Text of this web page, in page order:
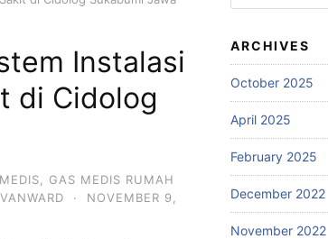
Instalasi
di Cidolog
GAS MEDIS RUMAH
VANWARD ·
NOVEMBER 9,
for:
ARCHIVES
October 2025
April 2025
February 2025
December 2022
November 2022